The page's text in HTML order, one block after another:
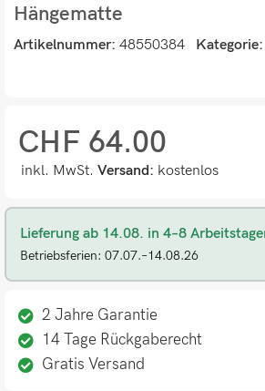
Hängematte
Artikelnummer: 48550384 Kategorie:
CHF 64.00
inkl. MwSt. Versand: kostenlos
Lieferung ab 14.08. in 4–8
Betriebsferien: 07.07.–14.08.26
2 Jahre Garantie
14 Tage Rückgaberecht
Gratis Versand